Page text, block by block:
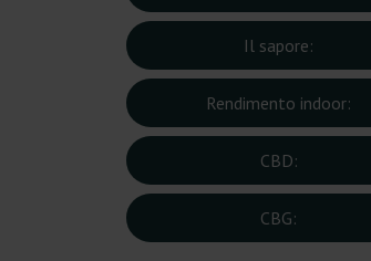
Il sapore:
Rendimento indoor:
CBD:
CBG: